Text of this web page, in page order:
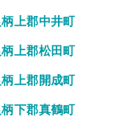
柄上郡中井町
柄上郡松田町
柄上郡開成町
柄下郡真鶴町